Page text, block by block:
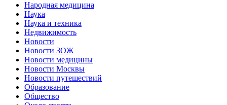
Народная медицина
Наука
Наука и техника
Недвижимость
Новости
Новости ЗОЖ
Новости медицины
Новости Москвы
Новости путешествий
Образование
Общество